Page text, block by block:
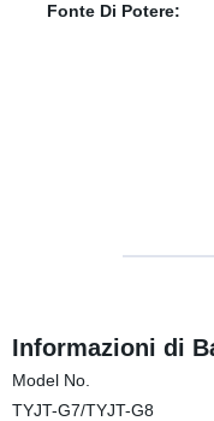
Fonte Di Potere:
Informazioni di
Model No.
TYJT-G7/TYJT-G8